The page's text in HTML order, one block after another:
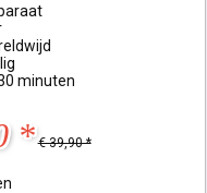
minuten
* € 39,90 *